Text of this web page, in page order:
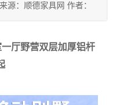
源：顺德家具网 作者：
厅野营双层加厚铝杆